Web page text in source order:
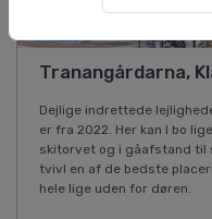
Tranangårdarna,
Dejlige indrettede
er fra 2022. Her kan I bo
skitorvet og i gåafstand til
tvivl en af de bedste
hele lige uden for døren.